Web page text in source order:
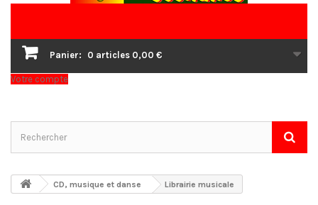
Panier: 0 articles 0,00 €
Votre compte
CD, musique et danse Librairie musicale